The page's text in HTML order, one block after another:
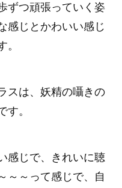
ずつ頑張っていく姿
感じとかわいい感じ
は、妖精の囁きの
す。
感じで、きれいに聴
～～って感じで、自